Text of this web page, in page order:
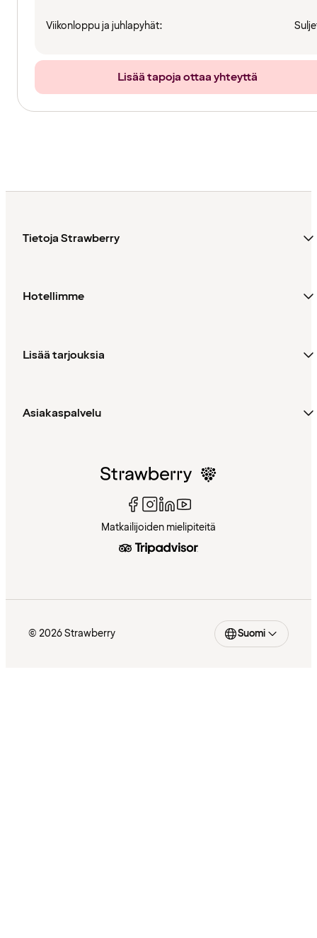
Viikonloppu ja juhlapyhät:
Lisää tapoja ottaa yhteyttä
Tietoja Strawberry
Hotellimme
Lisää tarjouksia
Asiakaspalvelu
Matkailijoiden mielipiteitä
© 2026 Strawberry Suomi